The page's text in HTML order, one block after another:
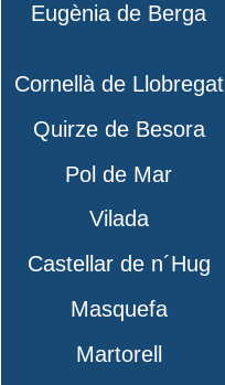
Eugènia de Berga
Cornellà de Llobregat
Quirze de Besora
Pol de Mar
Vilada
Castellar de n´Hug
Masquefa
Martorell